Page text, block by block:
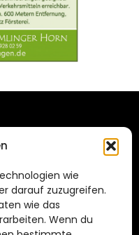
wie
darauf zuzugreifen.
wie das
Wenn du